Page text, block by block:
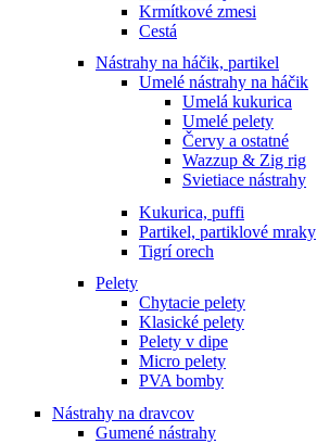
Krmítkové zmesi
Cestá
Nástrahy na háčik, partikel
Umelé nástrahy na háčik
Umelá kukurica
Umelé pelety
Červy a ostatné
Wazzup & Zig rig
Svietiace nástrahy
Kukurica, puffi
Partikel, partiklové mraky
Tigrí orech
Pelety
Chytacie pelety
Klasické pelety
Pelety v dipe
Micro pelety
PVA bomby
Nástrahy na dravcov
Gumené nástrahy